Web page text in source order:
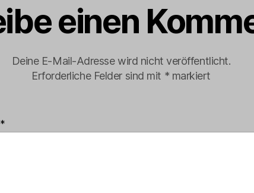
einen
Deine E-Mail-Adresse wird nicht veröffentlicht.
Erforderliche Felder sind mit * markiert
*